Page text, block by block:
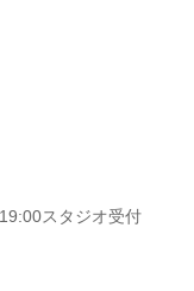
スタジオ受付